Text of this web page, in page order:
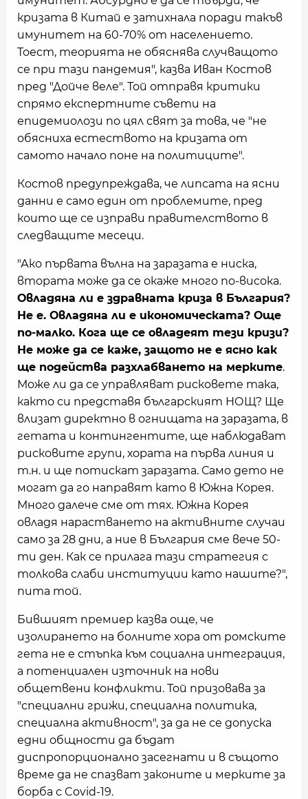
кризата в Китай е затихнала поради такъв
имунитет на 60-70% от населението.
Тоест, теорията не обяснява случващото
се при тази пандемия", казва Иван Костов
пред "Дойче веле". Той отправя критики
спрямо експертните съвети на
епидемиолози по цял свят за това, че "не
обясниха естеството на кризата от
самото начало поне на политиците".
Костов предупреждава, че липсата на ясни
данни е само един от проблемите, пред
които ще се изправи правителството в
следващите месеци.
"Ако първата вълна на заразата е ниска,
втората може да се окаже много по-висока.
Овладяна ли е здравната криза в България?
Не е. Овладяна ли е икономическата? Още
по-малко. Кога ще се овладеят тези кризи?
Не може да се каже, защото не е ясно как
ще подейства разхлабването на мерките.
Може ли да се управляват рисковете така,
както си представя българският НОЩ? Ще
влизат директно в огнищата на заразата, в
гетата и контингентите, ще наблюдават
рисковите групи, хората на първа линия и
т.н. и ще потискат заразата. Само дето не
могат да го направят като в Южна Корея.
Много далече сме от тях. Южна Корея
овладя нарастването на активните случаи
само за 28 дни, а ние в България сме вече 50-
ти ден. Как се прилага тази стратегия с
толкова слаби институции като нашите?",
пита той.
Бившият премиер казва още, че
изолирането на болните хора от ромските
гета не е стъпка към социална интеграция,
а потенциален източник на нови
общетвени конфликти. Той призовава за
"специални грижи, специална политика,
специална активност", за да не се допуска
едни общности да бъдат
диспропорционално засегнати и в същото
време да не спазват законите и мерките за
борба с Covid-19.